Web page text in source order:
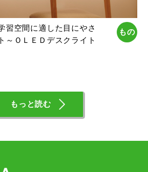
習空間に適した目にやさ
～ＯＬＥＤデスクライト
もの
もっと読む